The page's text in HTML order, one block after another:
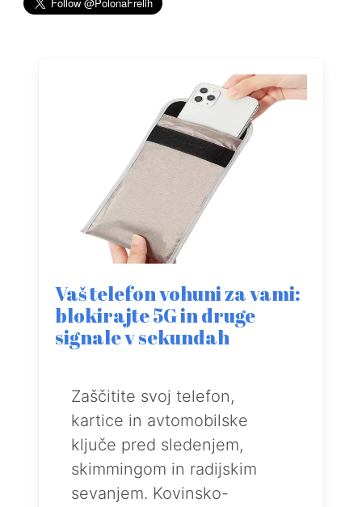
Vaš telefon vohuni za vami:
blokirajte 5G in druge
signale v sekundah
Zaščitite svoj telefon,
kartice in avtomobilske
ključe pred sledenjem,
skimmingom in radijskim
sevanjem. Kovinsko-